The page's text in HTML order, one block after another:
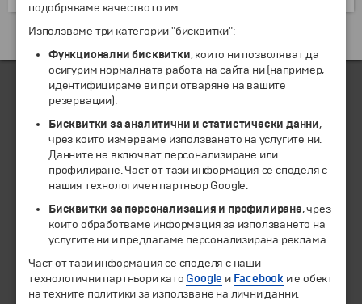
Екскурзии и почивки до Гърция »
© 1994-2026 Бохемия ООД.Всички права запазени.
подобряваме качеството им.
Използваме три категории "бисквитки":
Функционални бисквитки, които ни позволяват да
осигурим нормалната работа на сайта ни (например,
идентифицираме ви при отваряне на вашите
резервации).
Бисквитки за аналитични и статистически данни,
чрез които измерваме използването на услугите ни.
Данните не включват персонализиране или
профилиране. Част от тази информация се споделя с
нашия технологичен партньор Google.
Бисквитки за персонализация и профилиране, чрез
които обработваме информация за използването на
услугите ни и предлагаме персонализирана реклама.
Част от тази информация се споделя с наши
технологични партньори като Google и Facebook и е обект
на техните политики за използване на лични данни.